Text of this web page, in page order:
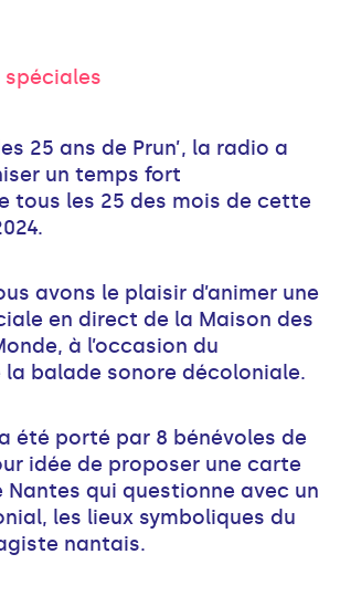
spéciales
25 ans de Prun’, la radio a
un temps fort
tous les 25 des mois de cette
avons le plaisir d’animer une
en direct de la Maison des
à l’occasion du
la balade sonore décoloniale.
été porté par 8 bénévoles de
idée de proposer une carte
qui questionne avec un
les lieux symboliques du
nantais.